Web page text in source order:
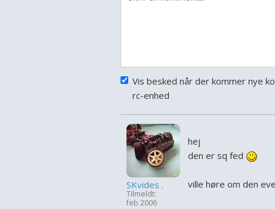
Vis besked når der kommer nye
rc-enhed
SKvides .
Tilmeldt:
feb 2006
hej
den er sq fed
ville høre om den